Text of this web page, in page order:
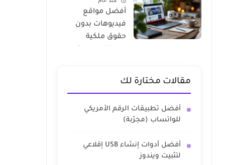
أفضل مواقع
فيديوهات بدون
حقوق ملكية
مقالات مختارة لك
أفضل تطبيقات الرقم الأمريكي
للواتساب (مجرّبة)
أفضل أدوات إنشاء USB إقلاعي
لتثبيت ويندوز